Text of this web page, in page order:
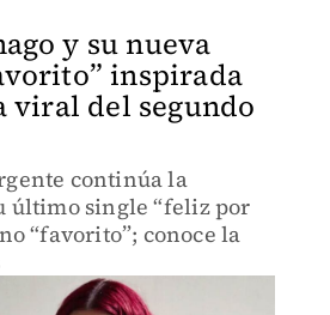
y su nueva
inspirada
viral del segundo
continúa la
último single “feliz por
“favorito”; conoce la